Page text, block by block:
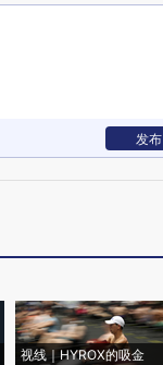
发布
视线｜HYROX的吸金